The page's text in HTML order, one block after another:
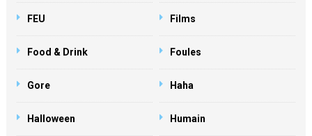
FEU Films
Food & Drink Foules
Gore Haha
Halloween Humain